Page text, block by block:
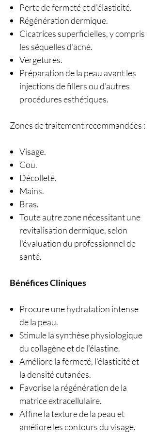
Perte de fermeté et d'élasticité.
Régénération dermique.
Cicatrices superficielles, y compris
les séquelles d'acné.
Vergetures.
Préparation de la peau avant les
injections de fillers ou d'autres
procédures esthétiques.
Zones de traitement recommandées :
Visage.
Cou.
Décolleté.
Mains.
Bras.
Toute autre zone nécessitant une
revitalisation dermique, selon
l'évaluation du professionnel de
santé.
Bénéfices Cliniques
Procure une hydratation intense
de la peau.
Stimule la synthèse physiologique
du collagène et de l'élastine.
Améliore la fermeté, l'élasticité et
la densité cutanées.
Favorise la régénération de la
matrice extracellulaire.
Affine la texture de la peau et
améliore les contours du visage.